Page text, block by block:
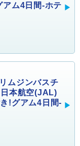
アム4日間-ホテ
ムジンバスチ
本航空(JAL)
!グアム4日間-